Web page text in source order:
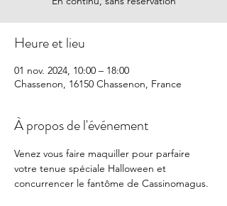
Heure et lieu
01 nov. 2024, 10:00 – 18:00
Chassenon, 16150 Chassenon, France
À propos de l'événement
Venez vous faire maquiller pour parfaire
votre tenue spéciale Halloween et
concurrencer le fantôme de Cassinomagus.